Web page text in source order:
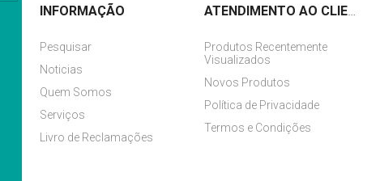
INFORMAÇÃO
Pesquisar
Noticias
Quem Somos
Serviços
Livro de Reclamações
ATENDIMENTO AO CLIENTE
Produtos Recentemente
Visualizados
Novos Produtos
Política de Privacidade
Termos e Condições